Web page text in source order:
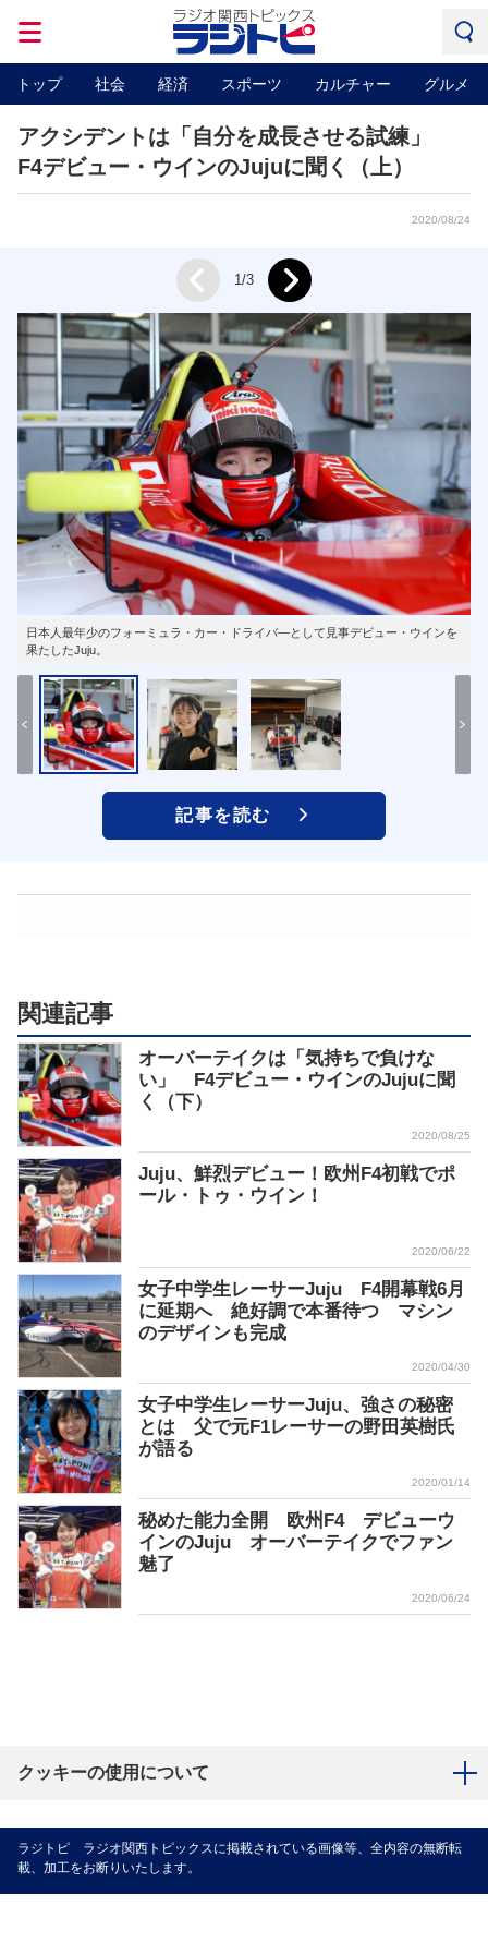
トップ 社会 経済 スポーツ カルチャー グルメ
アクシデントは「自分を成長させる試練」
F4デビュー・ウインのJujuに聞く（上）
2020/08/24
日本人最年少のフォーミュラ・カー・ドライバ―として見事デビュー・ウインを
果たしたJuju。
Prev 1/3 Next
記事を読む
関連記事
オーバーテイクは「気持ちで負けな
い」 F4デビュー・ウインのJujuに聞
く（下）
2020/08/25
Juju、鮮烈デビュー！欧州F4初戦でポ
ール・トゥ・ウイン！
2020/06/22
女子中学生レーサーJuju F4開幕戦6月
に延期へ 絶好調で本番待つ マシン
のデザインも完成
2020/04/30
女子中学生レーサーJuju、強さの秘密
とは 父で元F1レーサーの野田英樹氏
が語る
2020/01/14
秘めた能力全開 欧州F4 デビューウ
インのJuju オーバーテイクでファン
魅了
2020/06/24
クッキーの使用について
ラジトピ ラジオ関西トピックスに掲載されている画像等、全内容の無断転
載、加工をお断りいたします。